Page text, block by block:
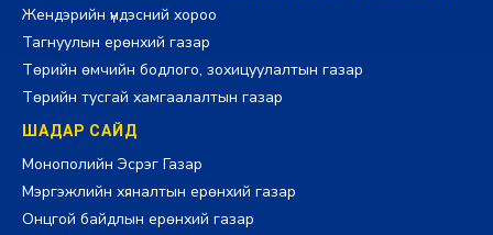
Жендэрийн үндэсний хороо
Тагнуулын ерөнхий газар
Төрийн өмчийн бодлого, зохицуулалтын газар
Төрийн тусгай хамгаалалтын газар
ШАДАР САЙД
Монополийн Эсрэг Газар
Мэргэжлийн хяналтын ерөнхий газар
Онцгой байдлын ерөнхий газар